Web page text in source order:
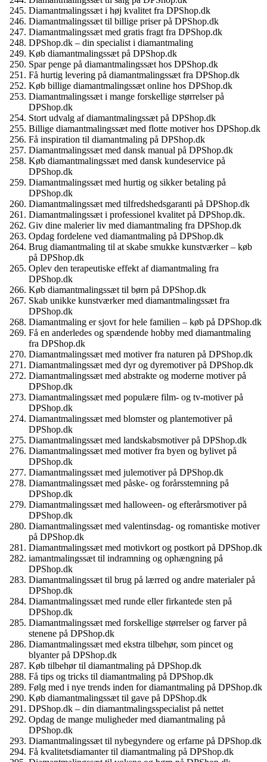
Diamantmalingssæt i høj kvalitet fra DPShop.dk
Diamantmalingssæt til billige priser på DPShop.dk
Diamantmalingssæt med gratis fragt fra DPShop.dk
DPShop.dk – din specialist i diamantmaling
Køb diamantmalingssæt på DPShop.dk
Spar penge på diamantmalingssæt hos DPShop.dk
Få hurtig levering på diamantmalingssæt fra DPShop.dk
Køb billige diamantmalingssæt online hos DPShop.dk
Diamantmalingssæt i mange forskellige størrelser på
DPShop.dk
Stort udvalg af diamantmalingssæt på DPShop.dk
Billige diamantmalingssæt med flotte motiver hos DPShop.dk
Få inspiration til diamantmaling på DPShop.dk
Diamantmalingssæt med dansk manual på DPShop.dk
Køb diamantmalingssæt med dansk kundeservice på
DPShop.dk
Diamantmalingssæt med hurtig og sikker betaling på
DPShop.dk
Diamantmalingssæt med tilfredshedsgaranti på DPShop.dk
Diamantmalingssæt i professionel kvalitet på DPShop.dk.
Giv dine malerier liv med diamantmaling fra DPShop.dk
Opdag fordelene ved diamantmaling på DPShop.dk
Brug diamantmaling til at skabe smukke kunstværker – køb
på DPShop.dk
Oplev den terapeutiske effekt af diamantmaling fra
DPShop.dk
Køb diamantmalingssæt til børn på DPShop.dk
Skab unikke kunstværker med diamantmalingssæt fra
DPShop.dk
Diamantmaling er sjovt for hele familien – køb på DPShop.dk
Få en anderledes og spændende hobby med diamantmaling
fra DPShop.dk
Diamantmalingssæt med motiver fra naturen på DPShop.dk
Diamantmalingssæt med dyr og dyremotiver på DPShop.dk
Diamantmalingssæt med abstrakte og moderne motiver på
DPShop.dk
Diamantmalingssæt med populære film- og tv-motiver på
DPShop.dk
Diamantmalingssæt med blomster og plantemotiver på
DPShop.dk
Diamantmalingssæt med landskabsmotiver på DPShop.dk
Diamantmalingssæt med motiver fra byen og bylivet på
DPShop.dk
Diamantmalingssæt med julemotiver på DPShop.dk
Diamantmalingssæt med påske- og forårsstemning på
DPShop.dk
Diamantmalingssæt med halloween- og efterårsmotiver på
DPShop.dk
Diamantmalingssæt med valentinsdag- og romantiske motiver
på DPShop.dk
Diamantmalingssæt med motivkort og postkort på DPShop.dk
iamantmalingssæt til indramning og ophængning på
DPShop.dk
Diamantmalingssæt til brug på lærred og andre materialer på
DPShop.dk
Diamantmalingssæt med runde eller firkantede sten på
DPShop.dk
Diamantmalingssæt med forskellige størrelser og farver på
stenene på DPShop.dk
Diamantmalingssæt med ekstra tilbehør, som pincet og
blyanter på DPShop.dk
Køb tilbehør til diamantmaling på DPShop.dk
Få tips og tricks til diamantmaling på DPShop.dk
Følg med i nye trends inden for diamantmaling på DPShop.dk
Køb diamantmalingssæt til gave på DPShop.dk
DPShop.dk – din diamantmalingsspecialist på nettet
Opdag de mange muligheder med diamantmaling på
DPShop.dk
Diamantmalingssæt til nybegyndere og erfarne på DPShop.dk
Få kvalitetsdiamanter til diamantmaling på DPShop.dk